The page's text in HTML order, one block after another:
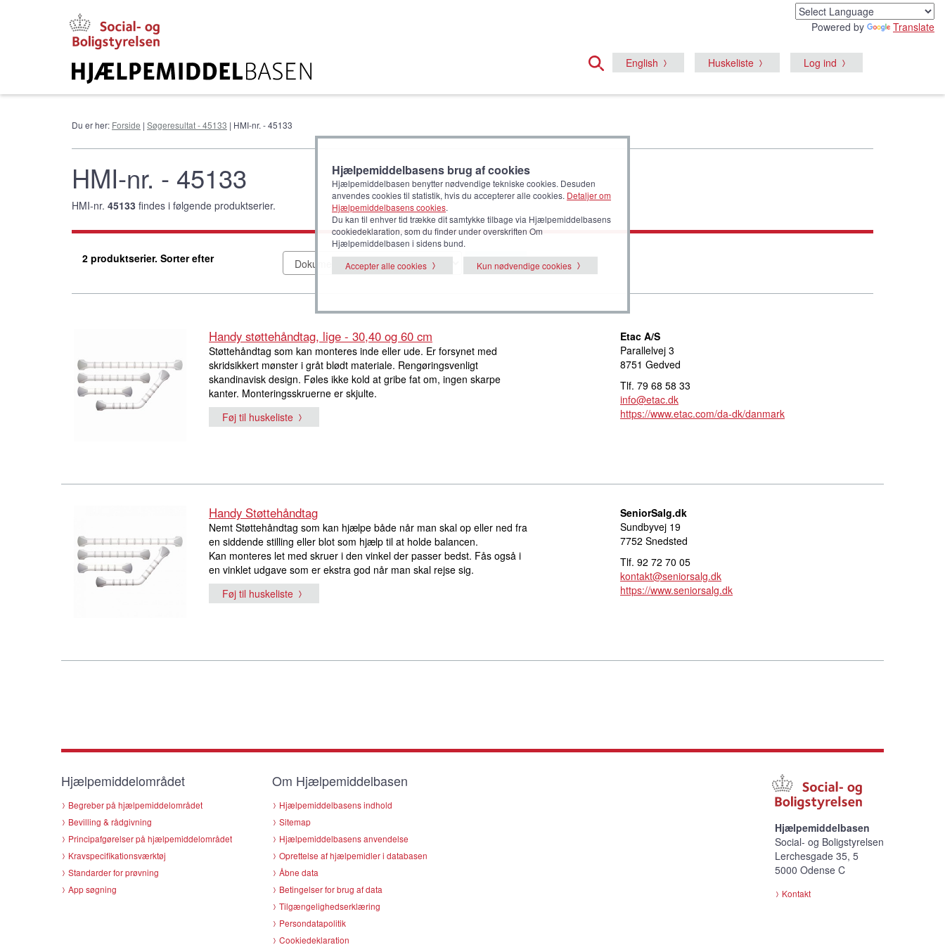
Powered by Translate
English Huskeliste Log ind
Du er her: Forside | Søgeresultat - 45133 | HMI-nr. - 45133
HMI-nr. - 45133
HMI-nr. 45133 findes i følgende produktserier.
2 produktserier. Sorter efter Vælg
Handy støttehåndtag, lige - 30,40 og 60 cm
Støttehåndtag som kan monteres inde eller ude. Er forsynet med
skridsikkert mønster i gråt blødt materiale. Rengøringsvenligt
skandinavisk design. Føles ikke kold at gribe fat om, ingen skarpe
kanter. Monteringsskruerne er skjulte.
Føj til huskeliste
Etac A/S
Parallelvej 3
8751 Gedved
Tlf. 79 68 58 33
info@etac.dk
https://www.etac.com/da-dk/danmark
Handy Støttehåndtag
Nemt Støttehåndtag som kan hjælpe både når man skal op eller ned fra
en siddende stilling eller blot som hjælp til at holde balancen.
Kan monteres let med skruer i den vinkel der passer bedst. Fås også i
en vinklet udgave som er ekstra god når man skal rejse sig.
Føj til huskeliste
SeniorSalg.dk
Sundbyvej 19
7752 Snedsted
Tlf. 92 72 70 05
kontakt@seniorsalg.dk
https://www.seniorsalg.dk
Hjælpemiddelområdet
Begreber på hjælpemiddelområdet
Bevilling & rådgivning
Principafgørelser på hjælpemiddelområdet
Kravspecifikationsværktøj
Standarder for prøvning
App søgning
Om Hjælpemiddelbasen
Hjælpemiddelbasens indhold
Sitemap
Hjælpemiddelbasens anvendelse
Oprettelse af hjælpemidler i databasen
Åbne data
Betingelser for brug af data
Tilgængelighedserklæring
Persondatapolitik
Cookiedeklaration
Hjælpemiddelbasen
Social- og Boligstyrelsen
Lerchesgade 35, 5
5000 Odense C
Kontakt
Hjælpemiddelbasens brug af cookies
Hjælpemiddelbasen benytter nødvendige tekniske cookies. Desuden
anvendes cookies til statistik, hvis du accepterer alle cookies. Detaljer om
Hjælpemiddelbasens cookies.
Du kan til enhver tid trække dit samtykke tilbage via Hjælpemiddelbasens
cookiedeklaration, som du finder under overskriften Om
Hjælpemiddelbasen i sidens bund.
Accepter alle cookies
Kun nødvendige cookies